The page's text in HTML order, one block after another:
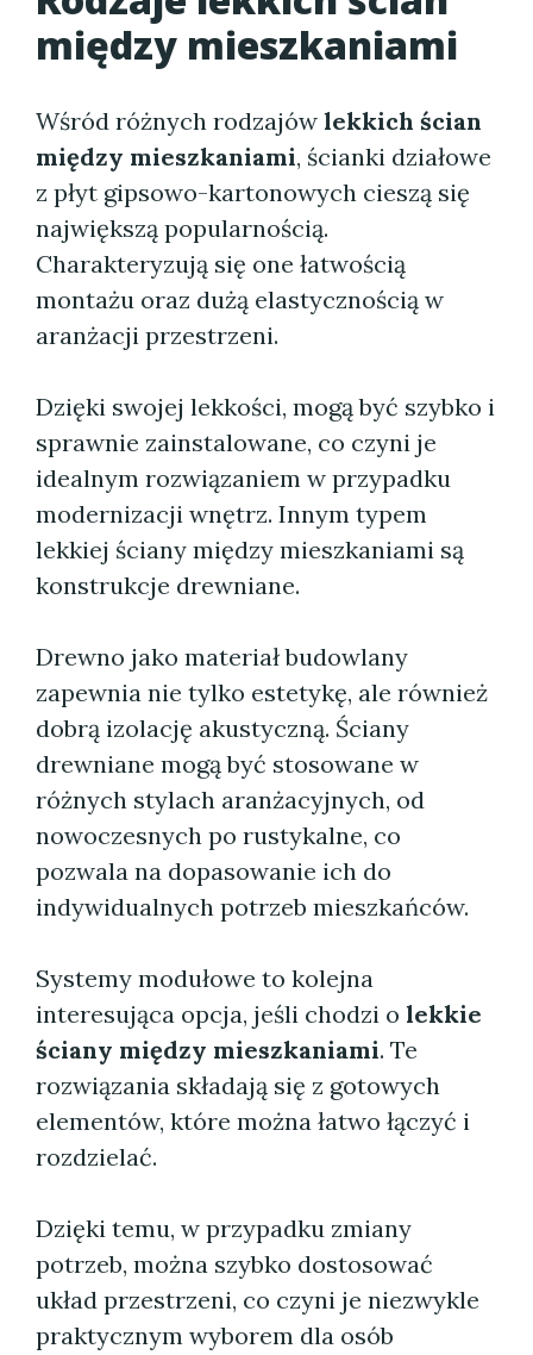
między mieszkaniami
Wśród różnych rodzajów lekkich ścian
między mieszkaniami, ścianki działowe
z płyt gipsowo-kartonowych cieszą się
największą popularnością.
Charakteryzują się one łatwością
montażu oraz dużą elastycznością w
aranżacji przestrzeni.
Dzięki swojej lekkości, mogą być szybko i
sprawnie zainstalowane, co czyni je
idealnym rozwiązaniem w przypadku
modernizacji wnętrz. Innym typem
lekkiej ściany między mieszkaniami są
konstrukcje drewniane.
Drewno jako materiał budowlany
zapewnia nie tylko estetykę, ale również
dobrą izolację akustyczną. Ściany
drewniane mogą być stosowane w
różnych stylach aranżacyjnych, od
nowoczesnych po rustykalne, co
pozwala na dopasowanie ich do
indywidualnych potrzeb mieszkańców.
Systemy modułowe to kolejna
interesująca opcja, jeśli chodzi o lekkie
ściany między mieszkaniami. Te
rozwiązania składają się z gotowych
elementów, które można łatwo łączyć i
rozdzielać.
Dzięki temu, w przypadku zmiany
potrzeb, można szybko dostosować
układ przestrzeni, co czyni je niezwykle
praktycznym wyborem dla osób